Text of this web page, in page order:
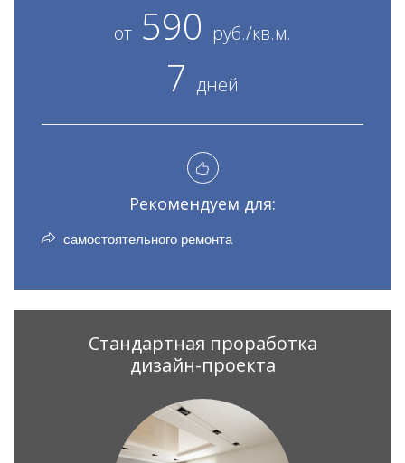
от 590 руб./кв.м.
7 дней
Рекомендуем для:
самостоятельного ремонта
Стандартная проработка
дизайн-проекта